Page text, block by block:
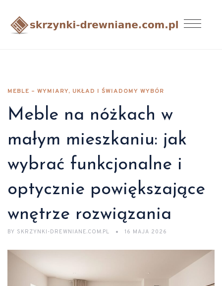
MEBLE – WYMIARY, UKŁAD I ŚWIADOMY WYBÓR
Meble na nóżkach w
małym mieszkaniu: jak
wybrać funkcjonalne i
optycznie powiększające
wnętrze rozwiązania
BY SKRZYNKI-DREWNIANE.COM.PL 16 MAJA 2026